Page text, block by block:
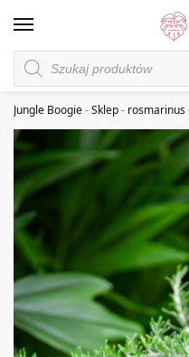
Jungle Boogie-Sklep- rosmarinus